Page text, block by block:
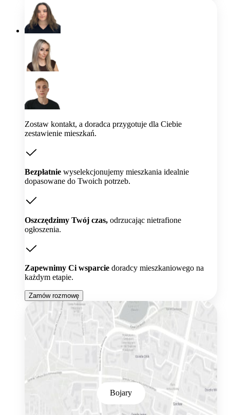
Zostaw kontakt, a doradca przygotuje dla Ciebie
zestawienie mieszkań.
Bezpłatnie wyselekcjonujemy mieszkania idealnie
dopasowane do Twoich potrzeb.
Oszczędzimy Twój czas, odrzucając nietrafione
ogłoszenia.
Zapewnimy Ci wsparcie doradcy mieszkaniowego na
każdym etapie.
Zamów rozmowę
Bojary